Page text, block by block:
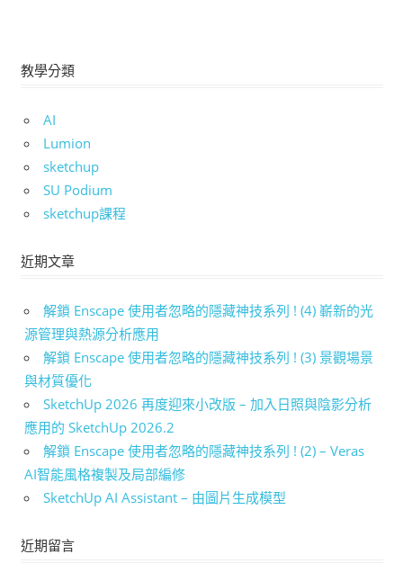
教學分類
AI
Lumion
sketchup
SU Podium
sketchup課程
近期文章
解鎖 Enscape 使用者忽略的隱藏神技系列 ! (4) 嶄新的光
源管理與熱源分析應用
解鎖 Enscape 使用者忽略的隱藏神技系列 ! (3) 景觀場景
與材質優化
SketchUp 2026 再度迎來小改版 – 加入日照與陰影分析
應用的 SketchUp 2026.2
解鎖 Enscape 使用者忽略的隱藏神技系列 ! (2) – Veras
AI智能風格複製及局部編修
SketchUp AI Assistant – 由圖片生成模型
近期留言